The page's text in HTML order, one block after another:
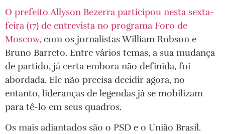
O prefeito Allyson Bezerra participou nesta sexta-
feira (17) de entrevista no programa Foro de
Moscow, com os jornalistas William Robson e
Bruno Barreto. Entre vários temas, a sua mudança
de partido, já certa embora não definida, foi
abordada. Ele não precisa decidir agora, no
entanto, lideranças de legendas já se mobilizam
para tê-lo em seus quadros.
Os mais adiantados são o PSD e o União Brasil.